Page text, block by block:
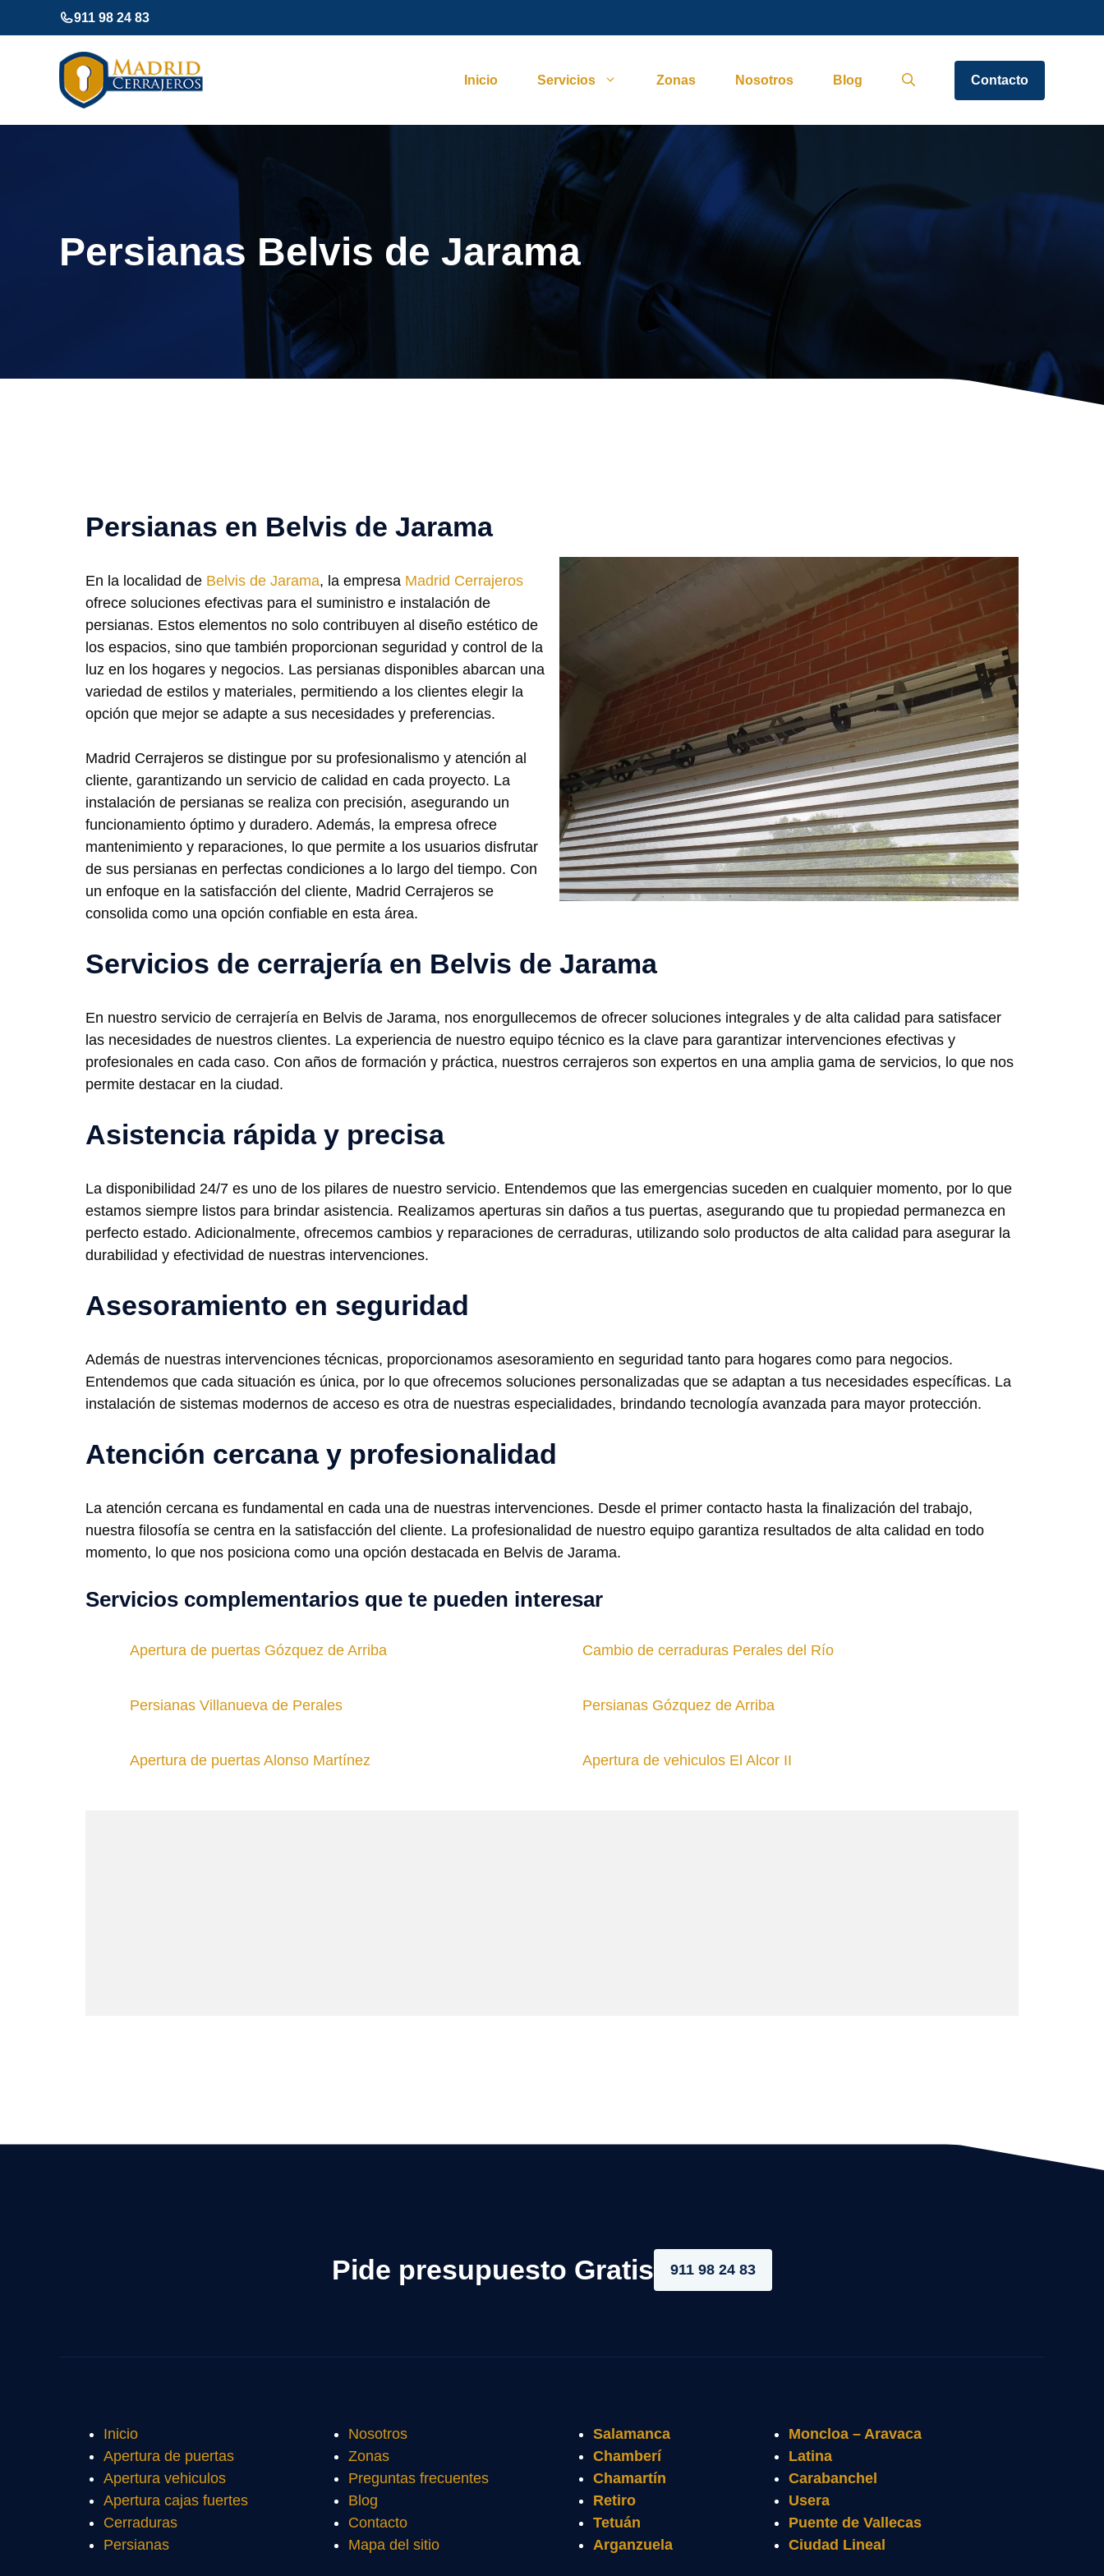
al
911 98 24 83
Inicio Servicios Zonas Nosotros Blog Contacto
Persianas Belvis de Jarama
Persianas en Belvis de Jarama
En la localidad de Belvis de Jarama, la empresa Madrid Cerrajeros
ofrece soluciones efectivas para el suministro e instalación de
persianas. Estos elementos no solo contribuyen al diseño estético de
los espacios, sino que también proporcionan seguridad y control de la
luz en los hogares y negocios. Las persianas disponibles abarcan una
variedad de estilos y materiales, permitiendo a los clientes elegir la
opción que mejor se adapte a sus necesidades y preferencias.
Madrid Cerrajeros se distingue por su profesionalismo y atención al
cliente, garantizando un servicio de calidad en cada proyecto. La
instalación de persianas se realiza con precisión, asegurando un
funcionamiento óptimo y duradero. Además, la empresa ofrece
mantenimiento y reparaciones, lo que permite a los usuarios disfrutar
de sus persianas en perfectas condiciones a lo largo del tiempo. Con
un enfoque en la satisfacción del cliente, Madrid Cerrajeros se
consolida como una opción confiable en esta área.
Servicios de cerrajería en Belvis de Jarama
En nuestro servicio de cerrajería en Belvis de Jarama, nos enorgullecemos de ofrecer soluciones integrales y de alta calidad para satisfacer
las necesidades de nuestros clientes. La experiencia de nuestro equipo técnico es la clave para garantizar intervenciones efectivas y
profesionales en cada caso. Con años de formación y práctica, nuestros cerrajeros son expertos en una amplia gama de servicios, lo que nos
permite destacar en la ciudad.
Asistencia rápida y precisa
La disponibilidad 24/7 es uno de los pilares de nuestro servicio. Entendemos que las emergencias suceden en cualquier momento, por lo que
estamos siempre listos para brindar asistencia. Realizamos aperturas sin daños a tus puertas, asegurando que tu propiedad permanezca en
perfecto estado. Adicionalmente, ofrecemos cambios y reparaciones de cerraduras, utilizando solo productos de alta calidad para asegurar la
durabilidad y efectividad de nuestras intervenciones.
Asesoramiento en seguridad
Además de nuestras intervenciones técnicas, proporcionamos asesoramiento en seguridad tanto para hogares como para negocios.
Entendemos que cada situación es única, por lo que ofrecemos soluciones personalizadas que se adaptan a tus necesidades específicas. La
instalación de sistemas modernos de acceso es otra de nuestras especialidades, brindando tecnología avanzada para mayor protección.
Atención cercana y profesionalidad
La atención cercana es fundamental en cada una de nuestras intervenciones. Desde el primer contacto hasta la finalización del trabajo,
nuestra filosofía se centra en la satisfacción del cliente. La profesionalidad de nuestro equipo garantiza resultados de alta calidad en todo
momento, lo que nos posiciona como una opción destacada en Belvis de Jarama.
Servicios complementarios que te pueden interesar
Apertura de puertas Gózquez de Arriba Cambio de cerraduras Perales del Río
Persianas Villanueva de Perales Persianas Gózquez de Arriba
Apertura de puertas Alonso Martínez Apertura de vehiculos El Alcor II
Pide presupuesto Gratis 911 98 24 83
Inicio
Apertura de puertas
Apertura vehiculos
Apertura cajas fuertes
Cerraduras
Persianas
Nosotros
Zonas
Preguntas frecuentes
Blog
Contacto
Mapa del sitio
Salamanca
Chamberí
Chamartín
Retiro
Tetuán
Arganzuela
Moncloa – Aravaca
Latina
Carabanchel
Usera
Puente de Vallecas
Ciudad Lineal